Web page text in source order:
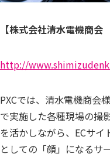
【株式会社清水電機商
http://
PXCでは、清水電機商会
で実施した各種現場の撮
を活かしながら、ECサ
としての「顔」になるサ